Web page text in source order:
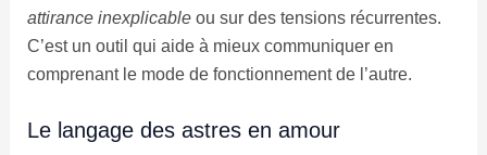
attirance inexplicableou sur des tensions récurrentes.
C’est un outil qui aide à mieux communiquer en
comprenant le mode de fonctionnement de l’autre.
Le langage des astres en amour